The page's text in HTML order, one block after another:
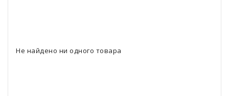
Не найдено ни одного товара